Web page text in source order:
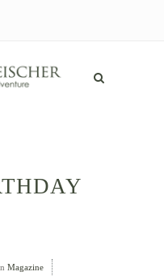
Magazine